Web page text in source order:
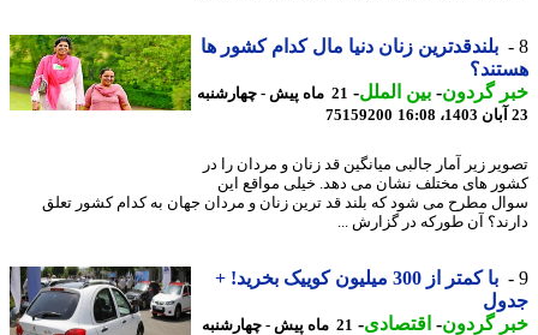
بلندقدترین زنان دنیا مال کدام کشور ها
گردون-بین الملل-
21 ماه پیش - چهارشنبه
75159200
زیر آمار جالبی میانگین قد زنان و مردان را در
های مختلف نشان می دهد. خیلی مواقع این
مطرح می شود که بلند قد ترین زنان و مردان جهان به کدام کشور تعلق
آن طورکه در گزارش ...
با کمتر از 300 میلیون کوییک بخرید! +
گردون-اقتصادی-
21 ماه پیش - چهارشنبه